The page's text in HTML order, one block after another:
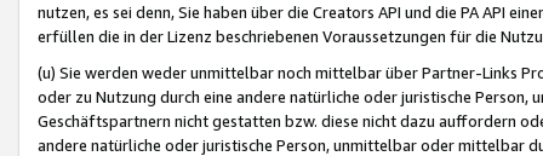
nutzen, es sei denn, Sie haben über die Creators API und die PA API
erfüllen die in der Lizenz beschriebenen Voraussetzungen für die
(u) Sie werden weder unmittelbar noch mittelbar über Partner-Links
oder zu Nutzung durch eine andere natürliche oder juristische
Geschäftspartnern nicht gestatten bzw. diese nicht dazu auffordern
andere natürliche oder juristische Person, unmittelbar oder mittelbar